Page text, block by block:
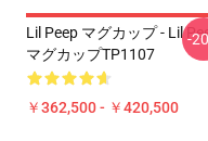
Lil Peep マグカップ - Lil
マグカップTP1107
￥362,500 - ￥420,500
-